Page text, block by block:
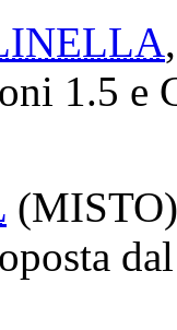
1.5
(MISTO)